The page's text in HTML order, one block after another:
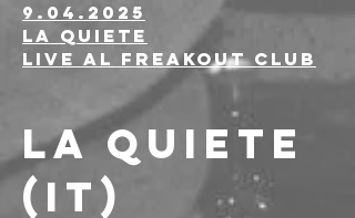
9.04.2025
La Quiete
Live al Freakout Club
LA QUIETE
(IT)